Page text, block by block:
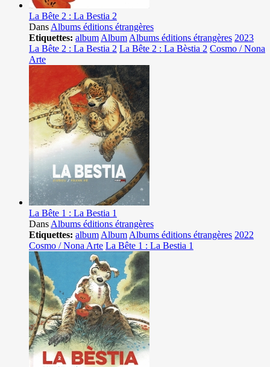
La Bête 2 : La Bestia 2
Dans Albums éditions étrangères
Etiquettes: album Album Albums éditions étrangères 2023
La Bête 2 : La Bestia 2 La Bête 2 : La Bèstia 2 Cosmo / Nona
Arte
La Bête 1 : La Bestia 1
Dans Albums éditions étrangères
Etiquettes: album Album Albums éditions étrangères 2022
Cosmo / Nona Arte La Bête 1 : La Bestia 1